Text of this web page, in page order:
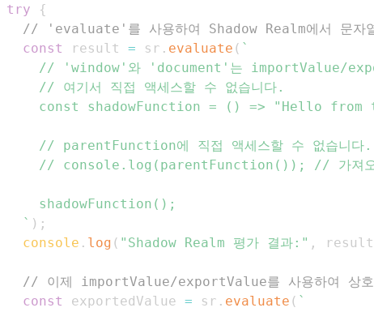
try
{
// 'evaluate'를 사용하여 Shadow Realm에서 문자
const
result = sr . evaluate ( `
` ) ;
console . log ( "Shadow Realm 평가 결과:" , result
// 이제 importValue/exportValue를 사용하여 상호
const
exportedValue = sr . evaluate ( `